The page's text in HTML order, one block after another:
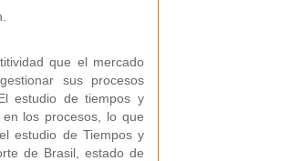
que el mercado
sus procesos
estudio de tiempos y
los procesos, lo que
estudio de Tiempos y
de Brasil, estado de